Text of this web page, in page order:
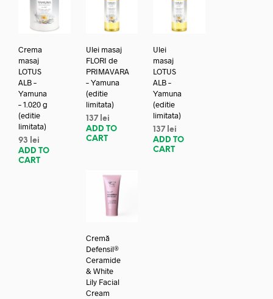
Crema
masaj
LOTUS
ALB –
Yamuna
– 1.020 g
(editie
limitata)
93
lei
ADD TO
CART
Ulei masaj
FLORI de
PRIMAVARA
– Yamuna
(editie
limitata)
137 lei
ADD TO
CART
Ulei
masaj
LOTUS
ALB –
Yamuna
(editie
limitata)
137 lei
ADD TO
CART
Cremă
Defensil®
Ceramide
& White
Lily Facial
Cream